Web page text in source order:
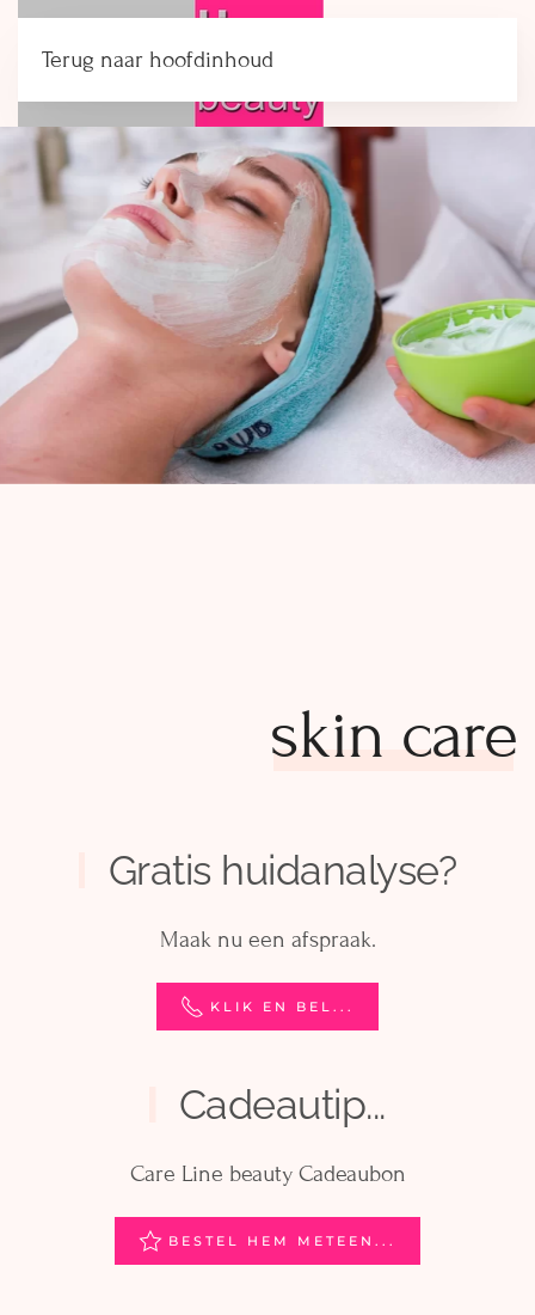
Terug naar hoofdinhoud
skin care
Gratis huidanalyse?
Maak nu een afspraak.
KLIK EN BEL...
Cadeautip...
Care Line beauty Cadeaubon
BESTEL HEM METEEN...